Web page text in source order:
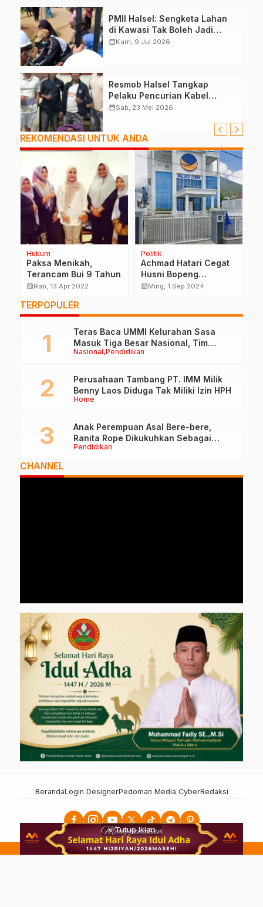
PMII Halsel: Sengketa Lahan
di Kawasi Tak Boleh Jadi
Alasan Aksi Anarkis
calendar_monthKam, 9 Jul 2026
Resmob Halsel Tangkap
Pelaku Pencurian Kabel
Lampu Jalan
calendar_monthSab, 23 Mei 2026
REKOMENDASI UNTUK ANDA
Hukum
Paksa Menikah,
Terancam Bui 9 Tahun
calendar_monthRab, 13 Apr 2022
Politik
Achmad Hatari Cegat
Husni Bopeng
Berkantor di DPW
calendar_monthMing, 1 Sep 2024
TERPOPULER
Nasional Pendidikan
Teras Baca UMMI Kelurahan Sasa
Masuk Tiga Besar Nasional, Tim
Penilai Lakukan Visitasi di Ternate
Home
Perusahaan Tambang PT. IMM Milik
Benny Laos Diduga Tak Miliki Izin HPH
Pendidikan
Anak Perempuan Asal Bere-bere,
Ranita Rope Dikukuhkan Sebagai
Guru Besar dan Rektor Ummu
CHANNEL
BerandaLogin DesignerPedoman Media CyberRedaksi
× Tutup Iklan